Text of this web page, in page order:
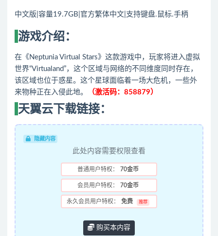
中文版|容量19.7GB|官方繁体中文|支持键盘.鼠标.手柄
游戏介绍：
在《Neptunia Virtual Stars》这款游戏中，玩家将进入虚拟
世界“Virtualand”，这个区域与网络的不同维度同时存在，
该区域也位于惑星。这个星球面临着一场大危机，一些外
来物种正在入侵此地。
（激活码：858879）
天翼云下载链接：
隐藏内容
此处内容需要权限查看
普通用户特权： 70金币
会员用户特权： 70金币
永久会员用户特权： 免费 推荐
购买本内容